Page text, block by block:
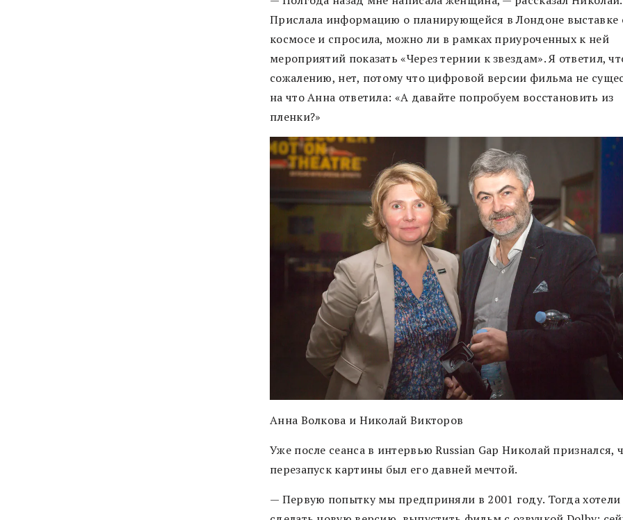
Прислала информацию о планирующейся в Лондоне выставке
космосе и спросила, можно ли в рамках приуроченных к ней
мероприятий показать «Через тернии к звездам». Я ответил,
сожалению, нет, потому что цифровой версии фильма не
на что Анна ответила: «А давайте попробуем восстановить из
пленки?»
Анна Волкова и Николай Викторов
Уже после сеанса в интервью Russian Gap Николай признался,
перезапуск картины был его давней мечтой.
— Первую попытку мы предприняли в 2001 году. Тогда хотели